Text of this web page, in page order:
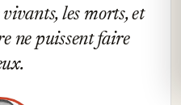
les morts, et
ne puissent faire